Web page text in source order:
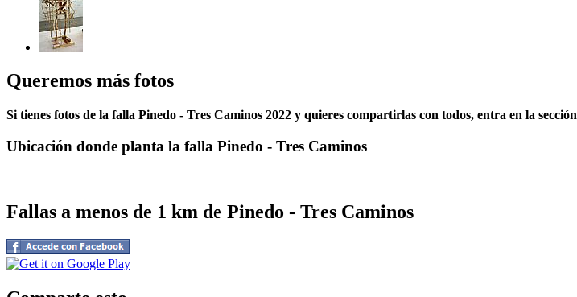
Queremos más fotos
Si tienes fotos de la falla Pinedo - Tres Caminos 2022 y quieres compartirlas con todos, entra en la sección
Ubicación donde planta la falla Pinedo - Tres Caminos
Fallas a menos de 1 km de Pinedo - Tres Caminos